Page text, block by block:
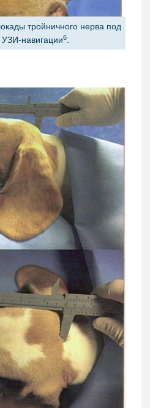
тройничного нерва под
навигации6.